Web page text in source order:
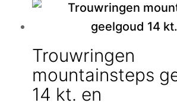
Trouwringen
mountainsteps
14 kt. en